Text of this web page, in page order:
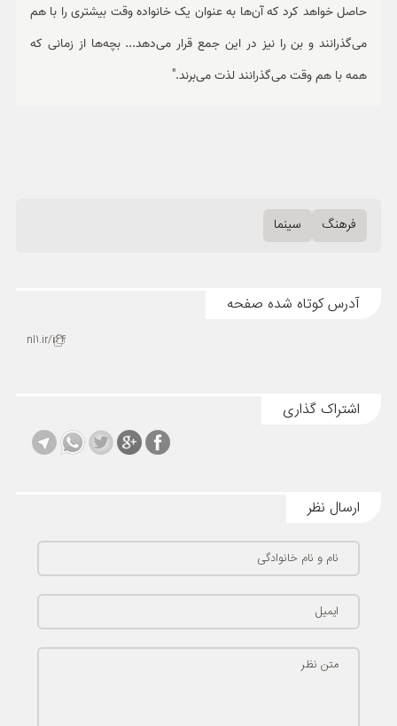
حاصل خواهد کرد که آن‌ها به عنوان یک خانواده وقت بیشتری را با هم
می‌گذرانند و بن را نیز در این جمع قرار می‌دهد... بچه‌ها از زمانی که
همه با هم وقت می‌گذرانند لذت می‌برند."
فرهنگ سینما
آدرس کوتاه شده صفحه
nl1.ir/i64
اشتراک گذاری
ارسال نظر
نام و نام خانوادگی
ایمیل
متن نظر